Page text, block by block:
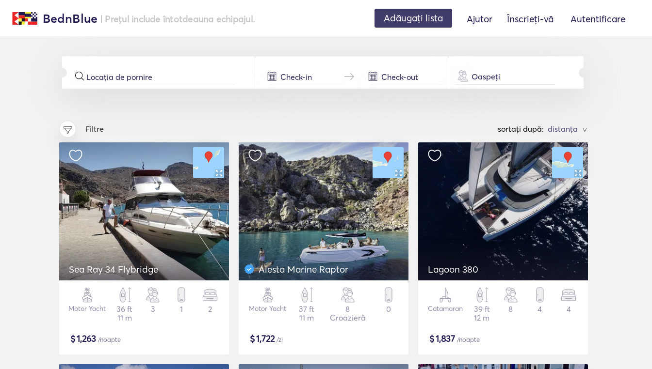
BednBlue | Prețul include întotdeauna echipajul. Adăugați lista Ajutor Înscrieți-vă Autentificare
Oaspeți
Filtre sortați după: >
Sea Ray 34 Flybridge
Motor Yacht
36 ft
11 m
3 1 2
$1,263 /noapte
Alesta Marine Raptor
Motor Yacht
37 ft
11 m
8
Croazieră
0
$1,722/zi
Lagoon 380
Catamaran
39 ft
12 m
8 4 4
$1,837 /noapte